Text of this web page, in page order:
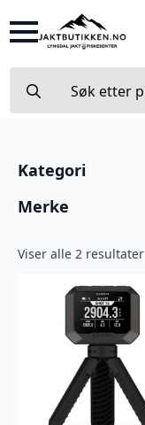
for:
Kategori
Merke
Viser alle 2 resultater